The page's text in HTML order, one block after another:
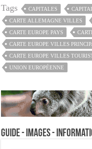
Tags CAPITALES
CARTE ALLEMAGNE VILLES
CARTE EUROPE PAYS
CARTE EUROPE VILLES
CARTE EUROPE VILLES
UNION EUROPÉENNE
Guide - Images -